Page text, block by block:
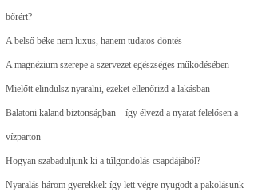
bőrért?
A belső béke nem luxus, hanem tudatos döntés
A magnézium szerepe a szervezet egészséges működésében
Mielőtt elindulsz nyaralni, ezeket ellenőrizd a lakásban
Balatoni kaland biztonságban – így élvezd a nyarat felelősen a
vízparton
Hogyan szabaduljunk ki a túlgondolás csapdájából?
Nyaralás három gyerekkel: így lett végre nyugodt a pakolásunk